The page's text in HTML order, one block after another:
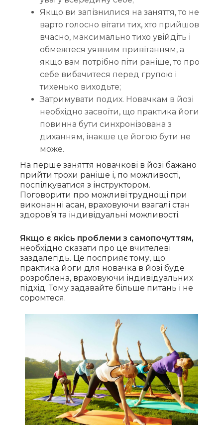
Якщо ви запізнилися на заняття, то не
варто голосно вітати тих, хто прийшов
вчасно, максимально тихо увійдіть і
обмежтеся уявним привітанням, а
якщо вам потрібно піти раніше, то про
себе вибачитеся перед групою і
тихенько виходьте;
Затримувати подих. Новачкам в йозі
необхідно засвоїти, що практика йоги
повинна бути синхронізована з
диханням, інакше це йогою бути не
може.
На перше заняття новачкові в йозі бажано
прийти трохи раніше і, по можливості,
поспілкуватися з інструктором.
Поговорити про можливі труднощі при
виконанні асан, враховуючи взагалі стан
здоров’я та індивідуальні можливості.
Якщо є якісь проблеми з самопочуттям,
необхідно сказати про це вчителеві
заздалегідь. Це посприяє тому, що
практика йоги для новачка в йозі буде
розроблена, враховуючи індивідуальних
підхід. Тому задавайте більше питань і не
соромтеся.